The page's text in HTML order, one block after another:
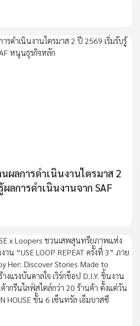
ผลการดำเนินงานไตรมาส 2
ลการดำเนินงานจาก SAF